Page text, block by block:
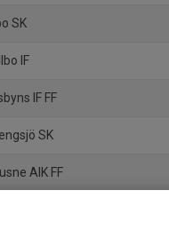
SK
IF
IF FF
SK
AIK FF